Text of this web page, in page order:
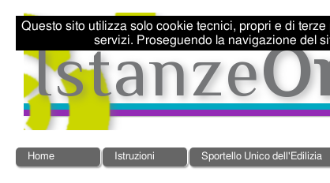
ai
contenuti.
Salta
alla
navigazione
personali
Sezioni
Home Istruzioni Sportello Unico dell'Edilizia
Questo sito utilizza solo cookie tecnici, propri e di
servizi. Proseguendo la navigazione del